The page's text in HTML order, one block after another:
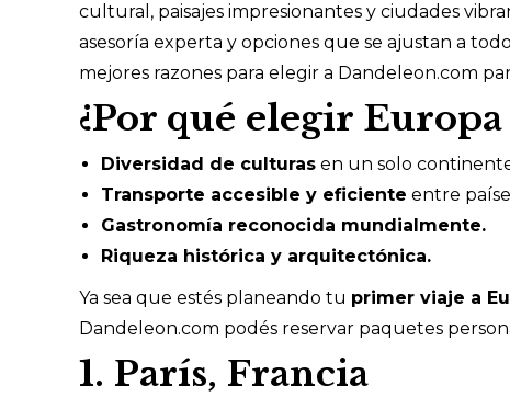
cultural, paisajes impresionantes y ciudades
asesoría experta y opciones que se ajustan a
mejores razones para elegir a Dandeleon.com
¿Por qué elegir
Diversidad de culturas en un solo
Transporte accesible y eficiente entre
Gastronomía reconocida mundialmente.
Riqueza histórica y arquitectónica.
Ya sea que estés planeando tu primer viaje a
Dandeleon.com podés reservar paquetes
1. París, Francia